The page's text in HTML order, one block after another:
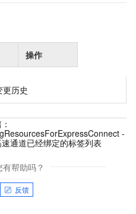
操作
历史
-
通道已经绑定的标签列表
帮助吗？
反馈